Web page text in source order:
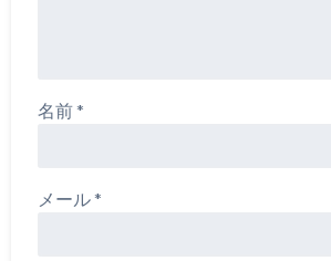
名前*
メール*